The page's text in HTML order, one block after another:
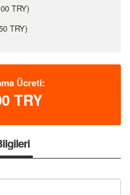
TRY)
TRY)
Ücreti:
TRY